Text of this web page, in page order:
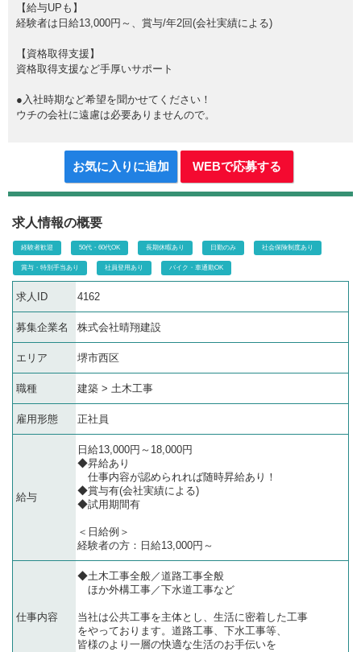
【給与UPも】
経験者は日給13,000円～、賞与/年2回(会社実績による)
【資格取得支援】
資格取得支援など手厚いサポート
●入社時期など希望を聞かせてください！
ウチの会社に遠慮は必要ありませんので。
お気に入りに追加 WEBで応募する
求人情報の概要
経験者歓迎 50代・60代OK 長期休暇あり 日勤のみ 社会保険制度あり
賞与・特別手当あり 社員登用あり バイク・車通勤OK
求人ID 4162
募集企業名 株式会社晴翔建設
エリア 堺市西区
職種 建築 > 土木工事
雇用形態 正社員
給与
日給13,000円～18,000円
◆昇給あり
仕事内容が認められれば随時昇給あり！
◆賞与有(会社実績による)
◆試用期間有
＜日給例＞
経験者の方：日給13,000円～
仕事内容
◆土木工事全般／道路工事全般
ほか外構工事／下水道工事など
当社は公共工事を主体とし、生活に密着した工事
をやっております。道路工事、下水工事等、
皆様のより一層の快適な生活のお手伝いを